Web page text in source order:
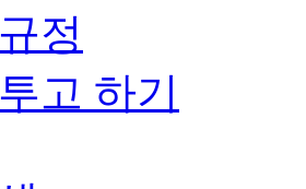
정
고 하기